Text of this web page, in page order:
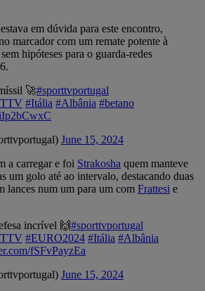
em dúvida para este encontro,
marcador com um remate potente à
hipóteses para o guarda-redes
🚀#sporttvportugal
#Itália #Albânia #betano
June 15, 2024
a carregar e foi Strakosha quem manteve
um golo até ao intervalo, destacando duas
lances num um para um com Frattesi e
incrível 🙌#sporttvportugal
#EURO2024 #Itália #Albânia
fSFvPayzEa
June 15, 2024